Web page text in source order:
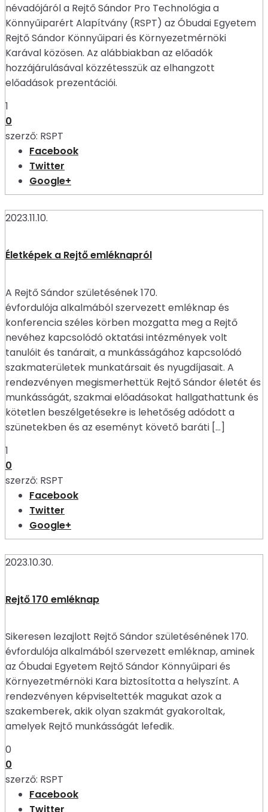
névadójáról a Rejtő Sándor Pro Technológia a
Könnyűiparért Alapítvány (RSPT) az Óbudai Egyetem
Rejtő Sándor Könnyűipari és Környezetmérnöki
Karával közösen. Az alábbiakban az előadók
hozzájárulásával közzétesszük az elhangzott
előadások prezentációi.
1
0
szerző: RSPT
Facebook
Twitter
Google+
2023.11.10.
Életképek a Rejtő emléknapról
A Rejtő Sándor születésének 170.
évfordulója alkalmából szervezett emléknap és
konferencia széles körben mozgatta meg a Rejtő
nevéhez kapcsolódó oktatási intézmények volt
tanulóit és tanárait, a munkásságához kapcsolódó
szakmaterületek munkatársait és nyugdíjasait. A
rendezvényen megismerhettük Rejtő Sándor életét és
munkásságát, szakmai előadásokat hallgathattunk és
kötetlen beszélgetésekre is lehetőség adódott a
szünetekben és az eseményt követő baráti […]
1
0
szerző: RSPT
Facebook
Twitter
Google+
2023.10.30.
Rejtő 170 emléknap
Sikeresen lezajlott Rejtő Sándor születésénének 170.
évfordulója alkalmából szervezett emléknap, aminek
az Óbudai Egyetem Rejtő Sándor Könnyűipari és
Környezetmérnöki Kara biztosította a helyszínt. A
rendezvényen képviseltették magukat azok a
szakemberek, akik olyan szakmát gyakoroltak,
amelyek Rejtő munkásságát lefedik.
0
0
szerző: RSPT
Facebook